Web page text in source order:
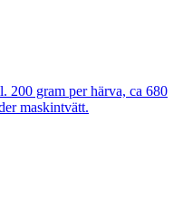
200 gram per härva, ca 680
maskintvätt.